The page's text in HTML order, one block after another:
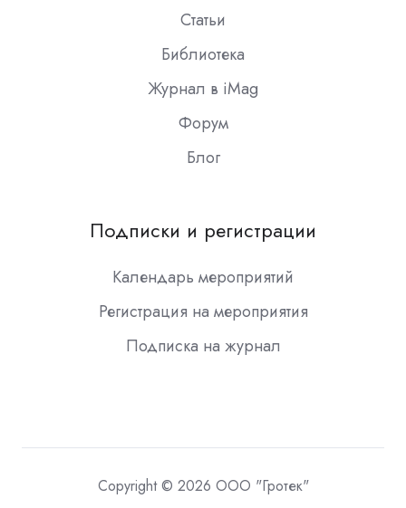
Статьи
Библиотека
Журнал в iMag
Форум
Блог
Подписки и регистрации
Календарь мероприятий
Регистрация на мероприятия
Подписка на журнал
Copyright © 2026 ООО "Гротек"